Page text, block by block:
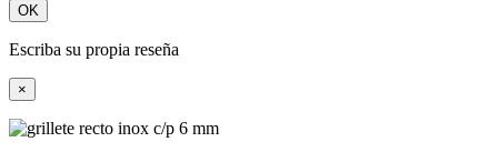
OK
Escriba su propia reseña
×